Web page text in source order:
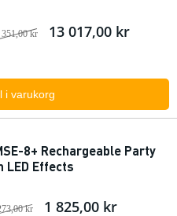
351,00 kr 13 017,00 kr
i varukorg
8+ Rechargeable Party
LED Effects
kr 1 825,00 kr